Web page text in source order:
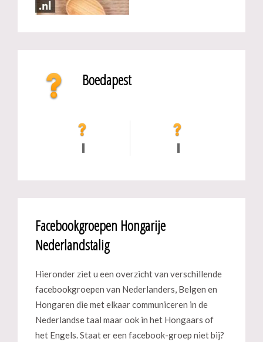
Boedapest
Facebookgroepen Hongarije
Nederlandstalig
Hieronder ziet u een overzicht van verschillende
facebookgroepen van Nederlanders, Belgen en
Hongaren die met elkaar communiceren in de
Nederlandse taal maar ook in het Hongaars of
het Engels. Staat er een facebook-groep niet bij?